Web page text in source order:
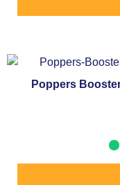
Poppers